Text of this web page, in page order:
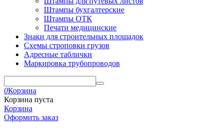
Штампы бухгалтерские
Штампы ОТК
Печати медицинские
Знаки для строительных площадок
Схемы строповки грузов
Адресные таблички
Маркировка трубопроводов
0Корзина
Корзина пуста
Корзина
Оформить заказ